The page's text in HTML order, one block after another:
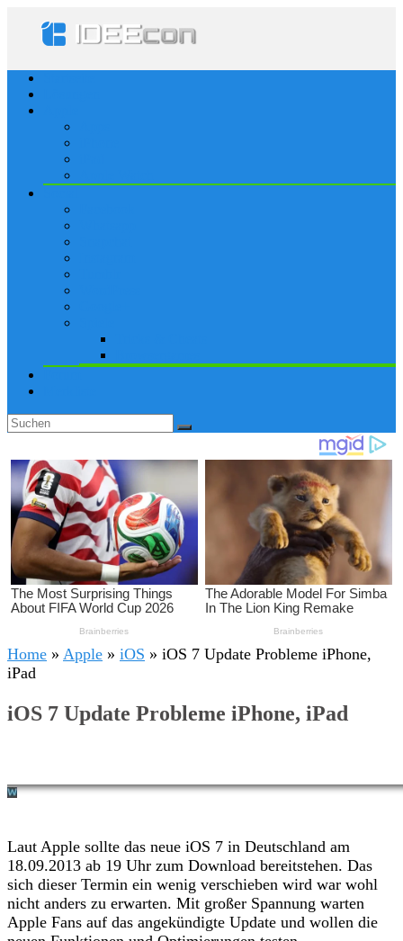
Home » Apple » iOS » iOS 7 Update Probleme iPhone,
iPad
iOS 7 Update Probleme iPhone, iPad
Laut Apple sollte das neue iOS 7 in Deutschland am
18.09.2013 ab 19 Uhr zum Download bereitstehen. Das
sich dieser Termin ein wenig verschieben wird war wohl
nicht anders zu erwarten. Mit großer Spannung warten
Apple Fans auf das angekündigte Update und wollen die